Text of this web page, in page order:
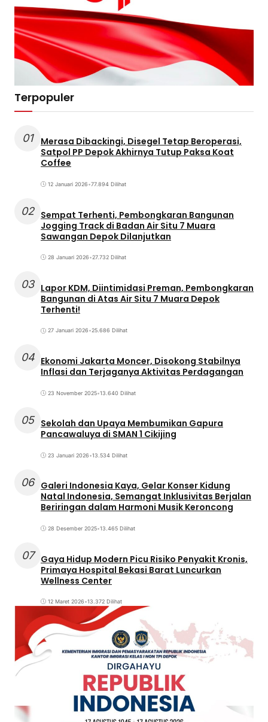
Terpopuler
01
Merasa Dibackingi, Disegel Tetap Beroperasi,
Satpol PP Depok Akhirnya Tutup Paksa Koat
Coffee
12 Januari 2026•77.894 Dilihat
02 Sempat Terhenti, Pembongkaran Bangunan
Jogging Track di Badan Air Situ 7 Muara
Sawangan Depok Dilanjutkan
28 Januari 2026•27.732 Dilihat
03 Lapor KDM, Diintimidasi Preman, Pembongkaran
Bangunan di Atas Air Situ 7 Muara Depok
Terhenti!
27 Januari 2026•25.686 Dilihat
04 Ekonomi Jakarta Moncer, Disokong Stabilnya
Inflasi dan Terjaganya Aktivitas Perdagangan
23 November 2025•13.640 Dilihat
05 Sekolah dan Upaya Membumikan Gapura
Pancawaluya di SMAN 1 Cikijing
23 Januari 2026•13.534 Dilihat
06 Galeri Indonesia Kaya, Gelar Konser Kidung
Natal Indonesia, Semangat Inklusivitas Berjalan
Beriringan dalam Harmoni Musik Keroncong
28 Desember 2025•13.465 Dilihat
07
Gaya Hidup Modern Picu Risiko Penyakit Kronis,
Primaya Hospital Bekasi Barat Luncurkan
Wellness Center
12 Maret 2026•13.372 Dilihat